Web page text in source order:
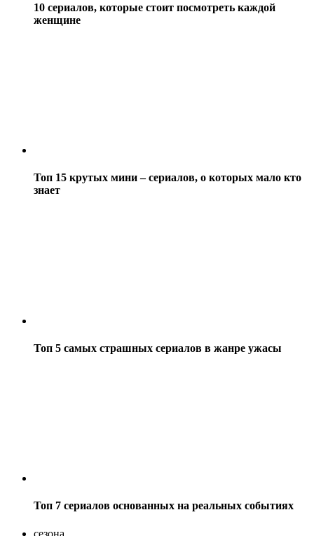
10 сериалов, которые стоит посмотреть каждой
женщине
Топ 15 крутых мини – сериалов, о которых мало кто
знает
Топ 5 самых страшных сериалов в жанре ужасы
Топ 7 сериалов основанных на реальных событиях
сезона